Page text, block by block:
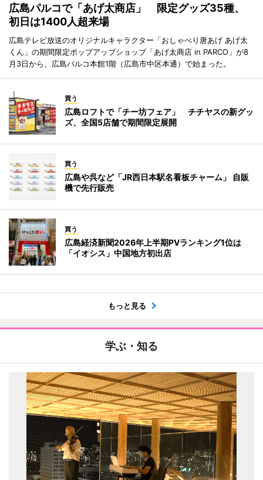
広島パルコで「あげ太商店」 限定グッズ35種、
初日は1400人超来場
広島テレビ放送のオリジナルキャラクター「おしゃべり唐あげ あげ太
くん」の期間限定ポップアップショップ「あげ太商店 in PARCO」が8
月3日から、広島パルコ本館1階（広島市中区本通）で始まった。
買う
広島ロフトで「チー坊フェア」 チチヤスの新グッ
ズ、全国5店舗で期間限定展開
買う
広島や呉など「JR西日本駅名看板チャーム」 自販
機で先行販売
買う
広島経済新聞2026年上半期PVランキング1位は
「イオシス」中国地方初出店
もっと見る
学ぶ・知る